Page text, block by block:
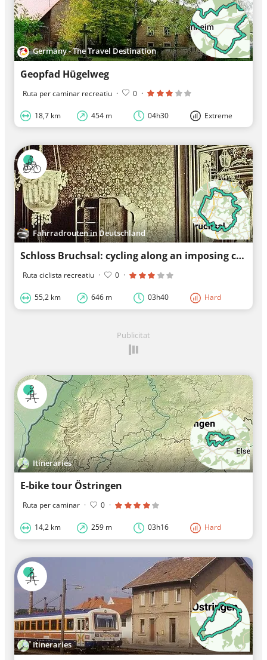
Germany - The Travel Destination
Geopfad Hügelweg
Ruta per caminar recreatiu · 0 ·
18,7 km 454 m 04h30 Extreme
Fahrradrouten in Deutschland
Schloss Bruchsal: cycling along an imposing construction
Ruta ciclista recreatiu · 0 ·
55,2 km 646 m 03h40 Hard
Publicitat
Itineraries
E-bike tour Östringen
Ruta per caminar · 0 ·
14,2 km 259 m 03h16 Hard
Itineraries